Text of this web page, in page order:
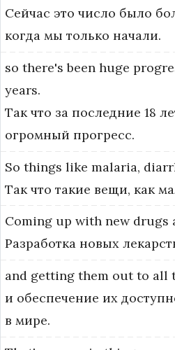
Сейчас это число было
когда мы только начали.
so there's been huge
years.
Так что за последние 18
огромный прогресс.
So things like malaria,
Так что такие вещи, как
Coming up with new drugs
Разработка новых
and getting them out to all
и обеспечение их
в мире.